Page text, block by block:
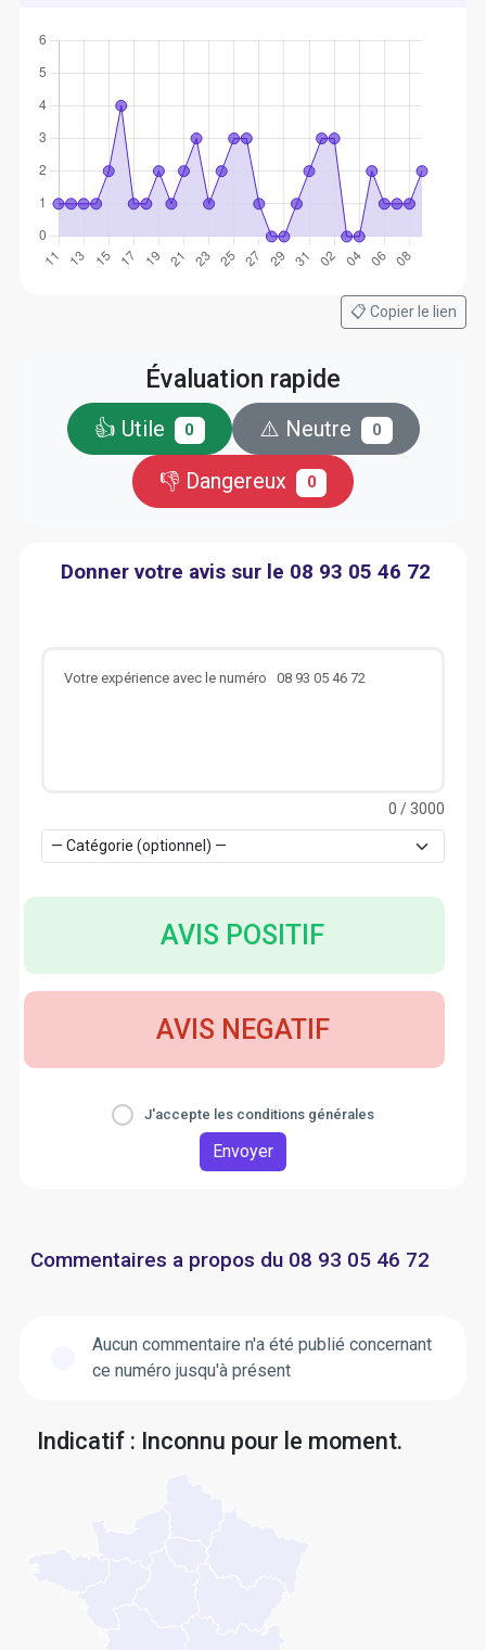
📋 Copier le lien
Évaluation rapide
👍 Utile 0 ⚠️ Neutre 0
👎 Dangereux 0
Donner votre avis sur le 08 93 05 46 72
0 / 3000
AVIS POSITIF
AVIS NEGATIF
J'accepte les conditions générales
Envoyer
Commentaires a propos du 08 93 05 46 72
Aucun commentaire n'a été publié concernant
ce numéro jusqu'à présent
Indicatif : Inconnu pour le moment.